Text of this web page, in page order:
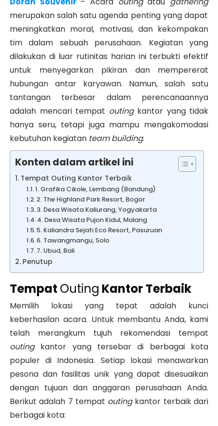
merupakan salah satu agenda penting yang dapat
meningkatkan moral, motivasi, dan kekompakan
tim dalam sebuah perusahaan. Kegiatan yang
dilakukan di luar rutinitas harian ini terbukti efektif
untuk menyegarkan pikiran dan mempererat
hubungan antar karyawan. Namun, salah satu
tantangan terbesar dalam perencanaannya
adalah mencari tempat outingkantor yang tidak
hanya seru, tetapi juga mampu mengakomodasi
kebutuhan kegiatan team building.
Konten dalam artikel ini
Tempat Outing Kantor Terbaik
1. Grafika Cikole, Lembang (Bandung)
2. The Highland Park Resort, Bogor
3. Desa Wisata Kaliurang, Yogyakarta
4. Desa Wisata Pujon Kidul, Malang
5. Kaliandra Sejati Eco Resort, Pasuruan
6. Tawangmangu, Solo
7. Ubud, Bali
Penutup
Tempat Outing Kantor Terbaik
Memilih lokasi yang tepat adalah kunci
keberhasilan acara. Untuk membantu Anda, kami
telah merangkum tujuh rekomendasi tempat
outingkantor yang tersebar di berbagai kota
populer di Indonesia. Setiap lokasi menawarkan
pesona dan fasilitas unik yang dapat disesuaikan
dengan tujuan dan anggaran perusahaan Anda.
Berikut adalah 7 tempat outingkantor terbaik dari
berbagai kota: